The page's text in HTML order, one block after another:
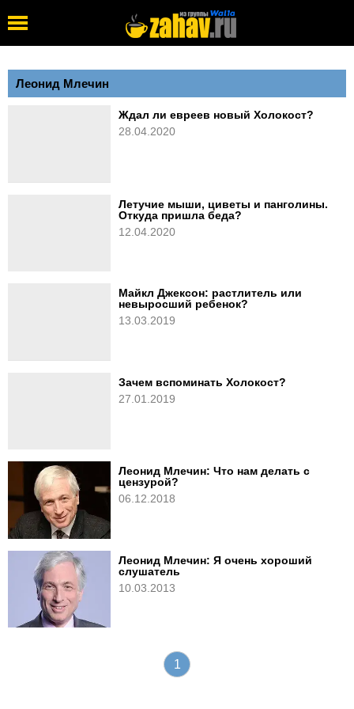
Леонид Млечин
Ждал ли евреев новый Холокост?
28.04.2020
Летучие мыши, циветы и панголины.
Откуда пришла беда?
12.04.2020
Майкл Джексон: растлитель или
невыросший ребенок?
13.03.2019
Зачем вспоминать Холокост?
27.01.2019
Леонид Млечин: Что нам делать с
цензурой?
06.12.2018
Леонид Млечин: Я очень хороший
слушатель
10.03.2013
1